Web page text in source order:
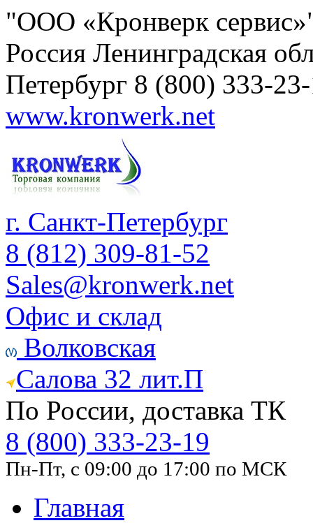
"ООО «Кронверк
Россия Ленинградская
Петербург 8 (800) 333-
www.kronwerk.net
г. Санкт-Петербург
8 (812) 309-81-52
Sales@kronwerk.net
Офис и склад
Волковская
Салова 32 лит.П
По России, доставка ТК
8 (800) 333-23-19
Пн-Пт, с 09:00 до 17:00 по МСК
Главная